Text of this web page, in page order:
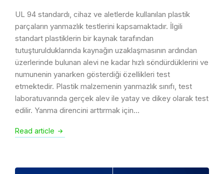
UL 94 standardı, cihaz ve aletlerde kullanılan plastik
parçaların yanmazlık testlerini kapsamaktadır. İlgili
standart plastiklerin bir kaynak tarafından
tutuşturulduklarında kaynağın uzaklaşmasının ardından
üzerlerinde bulunan alevi ne kadar hızlı söndürdüklerini ve
numunenin yanarken gösterdiği özellikleri test
etmektedir. Plastik malzemenin yanmazlık sınıfı, test
laboratuvarında gerçek alev ile yatay ve dikey olarak test
edilir. Yanma direncini arttırmak için…
Read article